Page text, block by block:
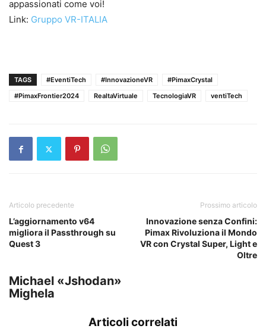
appassionati come voi!
Link: Gruppo VR-ITALIA
TAGS #EventiTech #InnovazioneVR
#PimaxCrystal
#PimaxFrontier2024
RealtaVirtuale TecnologiaVR ventiTech
Articolo precedente
L’aggiornamento v64
migliora il Passthrough su
Quest 3
Prossimo articolo
Innovazione senza Confini:
Pimax Rivoluziona il Mondo
VR con Crystal Super, Light e
Oltre
Michael «Jshodan»
Mighela
Articoli correlati